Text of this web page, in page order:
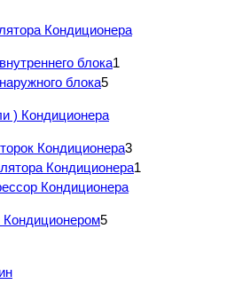
Кондиционера
блока1
блока5
) Кондиционера
Кондиционера3
Кондиционера1
Кондиционера
Кондиционером5